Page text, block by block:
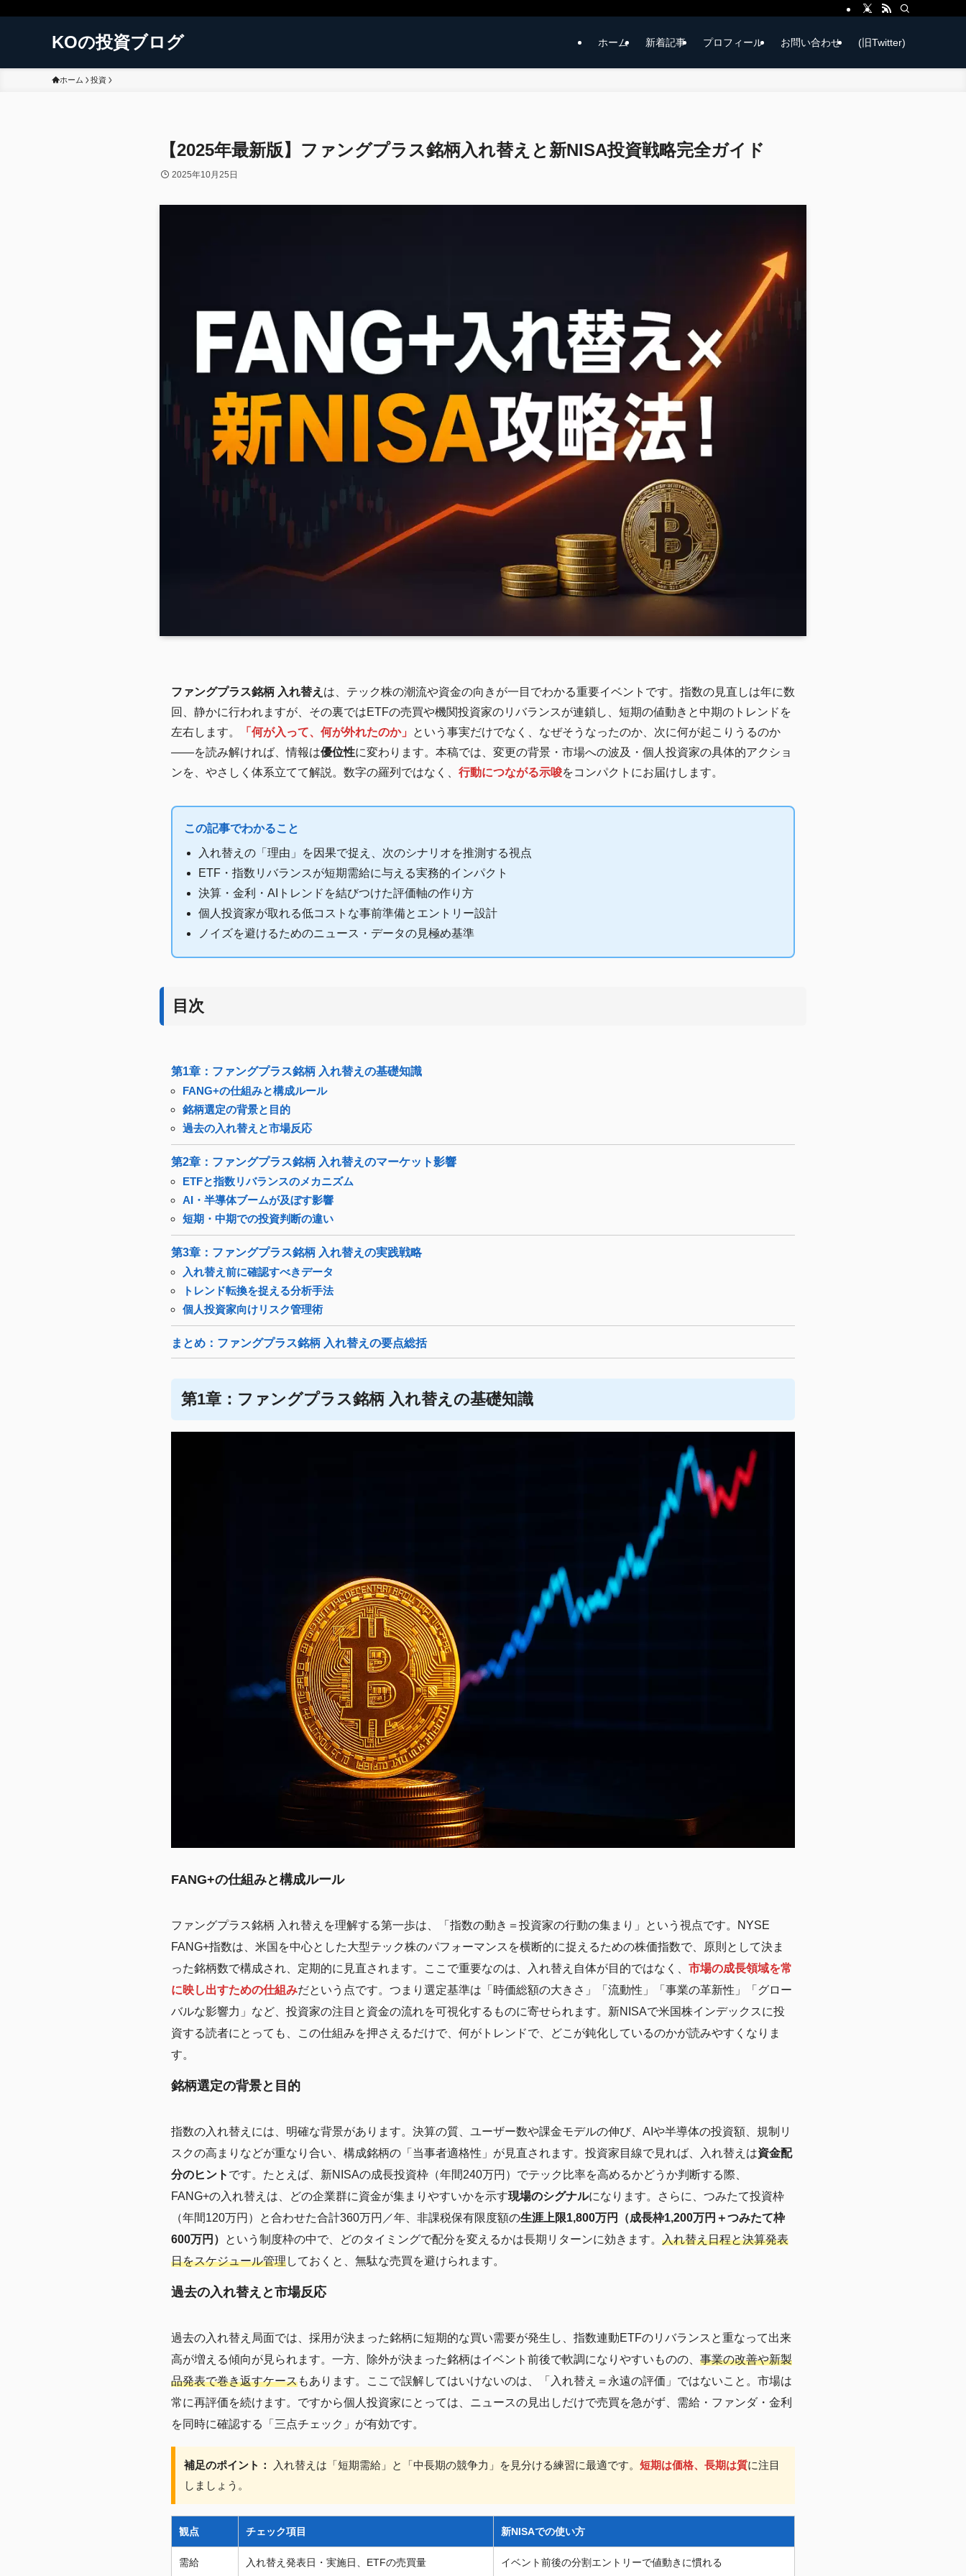
KOの投資ブログ ホーム 新着記事 プロフィール お問い合わせ (旧Twitter)
ホーム 投資
【2025年最新版】ファングプラス銘柄入れ替えと新NISA投資戦略完全ガイド
2025年10月25日
ファングプラス銘柄 入れ替え は、テック株の潮流や資金の向きが一目でわかる重要イベントです。指数の見直しは年に数
回、静かに行われますが、その裏ではETFの売買や機関投資家のリバランスが連鎖し、短期の値動きと中期のトレンドを
左右します。
「何が入って、何が外れたのか」
という事実だけでなく、なぜそうなったのか、次に何が起こりうるのか
――を読み解ければ、情報は優位性に変わります。本稿では、変更の背景・市場への波及・個人投資家の具体的アクショ
ンを、やさしく体系立てて解説。数字の羅列ではなく、 行動につながる示唆をコンパクトにお届けします。
この記事でわかること
入れ替えの「理由」を因果で捉え、次のシナリオを推測する視点
ETF・指数リバランスが短期需給に与える実務的インパクト
決算・金利・AIトレンドを結びつけた評価軸の作り方
個人投資家が取れる低コストな事前準備とエントリー設計
ノイズを避けるためのニュース・データの見極め基準
目次
第1章：ファングプラス銘柄 入れ替えの基礎知識
FANG+の仕組みと構成ルール
銘柄選定の背景と目的
過去の入れ替えと市場反応
第2章：ファングプラス銘柄 入れ替えのマーケット影響
ETFと指数リバランスのメカニズム
AI・半導体ブームが及ぼす影響
短期・中期での投資判断の違い
第3章：ファングプラス銘柄 入れ替えの実践戦略
入れ替え前に確認すべきデータ
トレンド転換を捉える分析手法
個人投資家向けリスク管理術
まとめ：ファングプラス銘柄 入れ替えの要点総括
第1章：ファングプラス銘柄 入れ替えの基礎知識
FANG+の仕組みと構成ルール
ファングプラス銘柄 入れ替えを理解する第一歩は、「指数の動き＝投資家の行動の集まり」という視点です。NYSE
FANG+指数は、米国を中心とした大型テック株のパフォーマンスを横断的に捉えるための株価指数で、原則として決ま
った銘柄数で構成され、定期的に見直されます。ここで重要なのは、入れ替え自体が目的ではなく、 市場の成長領域を常
に映し出すための仕組みだという点です。つまり選定基準は「時価総額の大きさ」「流動性」「事業の革新性」「グロー
バルな影響力」など、投資家の注目と資金の流れを可視化するものに寄せられます。新NISAで米国株インデックスに投
資する読者にとっても、この仕組みを押さえるだけで、何がトレンドで、どこが鈍化しているのかが読みやすくなりま
す。
銘柄選定の背景と目的
指数の入れ替えには、明確な背景があります。決算の質、ユーザー数や課金モデルの伸び、AIや半導体の投資額、規制リ
スクの高まりなどが重なり合い、構成銘柄の「当事者適格性」が見直されます。投資家目線で見れば、入れ替えは資金配
分のヒント です。たとえば、新NISAの成長投資枠（年間240万円）でテック比率を高めるかどうか判断する際、
FANG+の入れ替えは、どの企業群に資金が集まりやすいかを示す現場のシグナルになります。さらに、つみたて投資枠
（年間120万円）と合わせた合計360万円／年、非課税保有限度額の生涯上限1,800万円（成長枠1,200万円＋つみたて枠
600万円）
という制度枠の中で、どのタイミングで配分を変えるかは長期リターンに効きます。 入れ替え日程と決算発表
日をスケジュール管理しておくと、無駄な売買を避けられます。
過去の入れ替えと市場反応
過去の入れ替え局面では、採用が決まった銘柄に短期的な買い需要が発生し、指数連動ETFのリバランスと重なって出来
高が増える傾向が見られます。一方、除外が決まった銘柄はイベント前後で軟調になりやすいものの、 事業の改善や新製
品発表で巻き返すケースもあります。ここで誤解してはいけないのは、「入れ替え＝永遠の評価」ではないこと。市場は
常に再評価を続けます。ですから個人投資家にとっては、ニュースの見出しだけで売買を急がず、需給・ファンダ・金利
を同時に確認する「三点チェック」が有効です。
補足のポイント： 入れ替えは「短期需給」と「中長期の競争力」を見分ける練習に最適です。 短期は価格、長期は質に注目
しましょう。
観点 チェック項目 新NISAでの使い方
需給 入れ替え発表日・実施日、ETFの売買量 イベント前後の分割エントリーで値動きに慣れる